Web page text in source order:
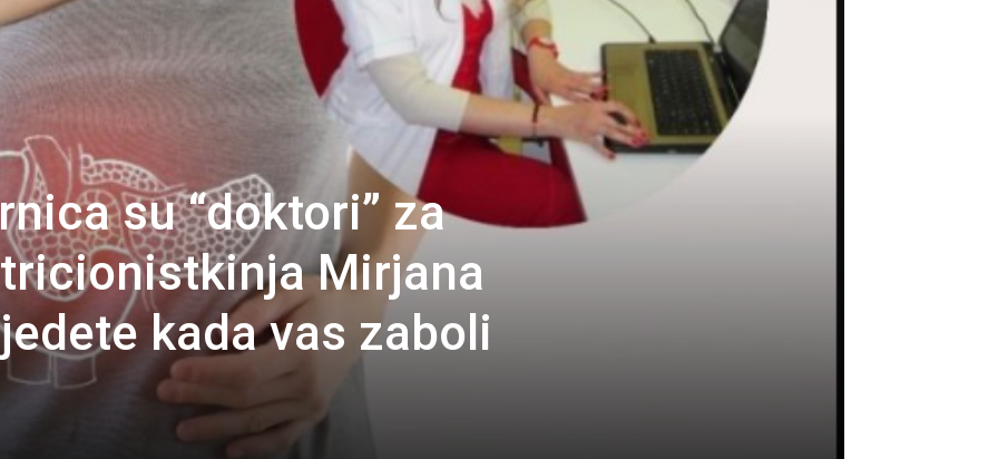
su “doktori” za
Mirjana
kada vas zaboli